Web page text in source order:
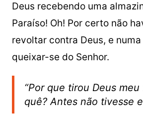
Deus recebendo uma
Paraíso! Oh! Por certo não
revoltar contra Deus, e
queixar-se do Senhor.
“Por que tirou Deus
quê? Antes não tivesse